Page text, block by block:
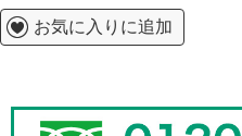
お気に入りに追加